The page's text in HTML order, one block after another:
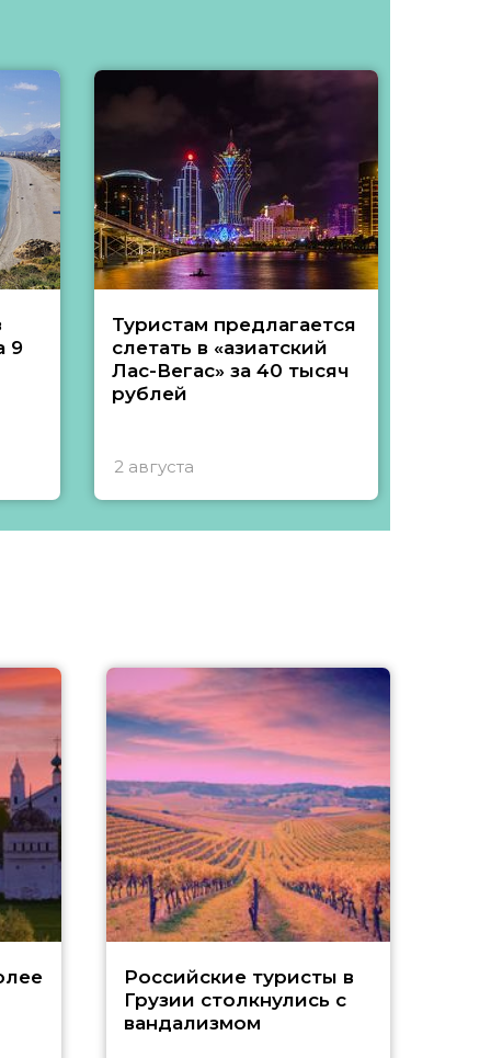
9
Туристам предлагается
слетать в «азиатский
Лас-Вегас» за 40 тысяч
рублей
2 августа
Российские туристы в
Грузии столкнулись с
вандализмом